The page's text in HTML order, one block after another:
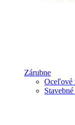
Zárubne
Oceľové